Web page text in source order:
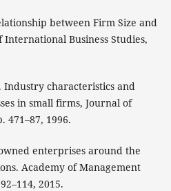
between Firm Size and
Business Studies,
Industry characteristics and
in small firms, Journal of
471–87, 1996.
enterprises around the
Academy of Management
2015.